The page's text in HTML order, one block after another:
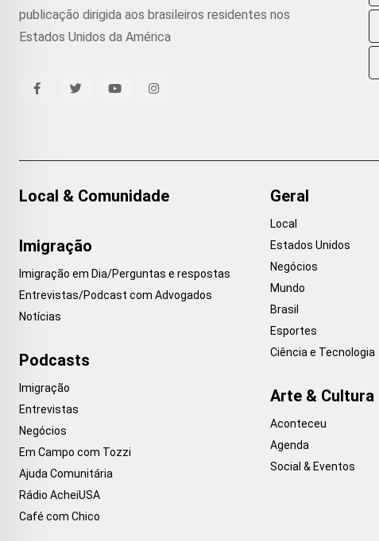
publicação dirigida aos brasileiros residentes nos
Estados Unidos da América
Local & Comunidade
Imigração
Imigração em Dia/Perguntas e respostas
Entrevistas/Podcast com Advogados
Notícias
Podcasts
Imigração
Entrevistas
Negócios
Em Campo com Tozzi
Ajuda Comunitária
Rádio AcheiUSA
Café com Chico
Geral
Local
Estados Unidos
Negócios
Mundo
Brasil
Esportes
Ciência e Tecnologia
Arte & Cultura
Aconteceu
Agenda
Social & Eventos